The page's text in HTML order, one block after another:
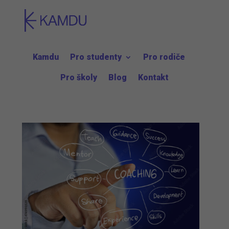
Kamdu Pro studenty Pro rodiče
Pro školy Blog Kontakt